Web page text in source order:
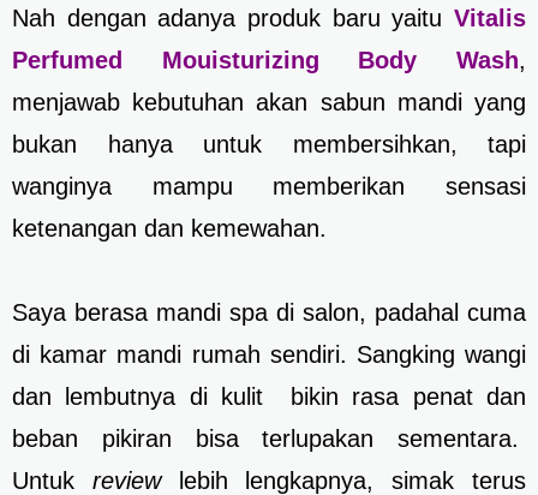
Nah dengan adanya produk baru yaitu Vitalis
Perfumed Mouisturizing Body Wash,
menjawab kebutuhan akan sabun mandi yang
bukan hanya untuk membersihkan, tapi
wanginya mampu memberikan sensasi
ketenangan dan kemewahan.
Saya berasa mandi spa di salon, padahal cuma
di kamar mandi rumah sendiri. Sangking wangi
dan lembutnya di kulit bikin rasa penat dan
beban pikiran bisa terlupakan sementara.
Untuk review
lebih lengkapnya, simak terus